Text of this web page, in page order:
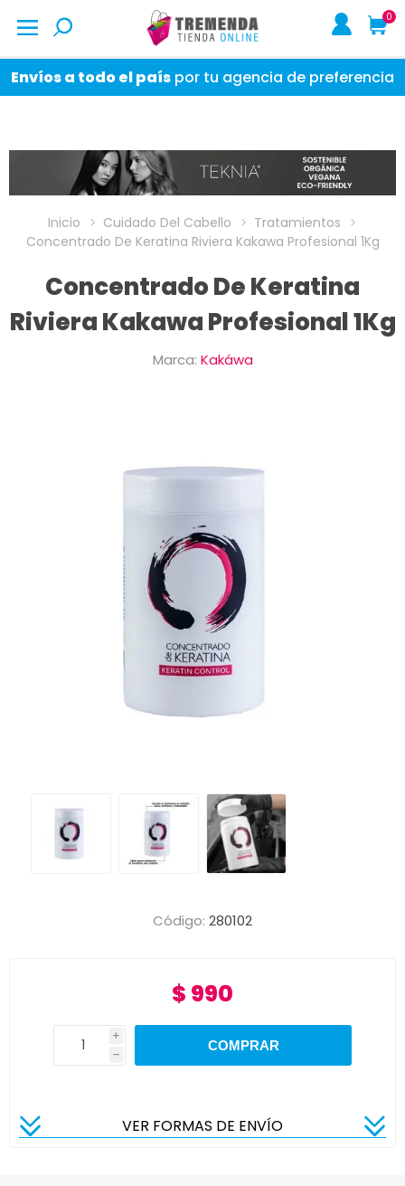
0
Envíos a todo el país por tu agencia de preferencia
Inicio Cuidado Del Cabello
Tratamientos
Concentrado De Keratina Riviera Kakawa Profesional 1Kg
Concentrado De Keratina
Riviera Kakawa Profesional 1Kg
Marca: Kakáwa
Código: 280102
$ 990
i
h
VER FORMAS DE ENVÍO